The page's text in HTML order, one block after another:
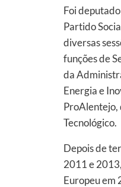
Foi
Partido
diversas
funções de
da
Energia e
ProAlentejo,
Tecnológico.
Depois de
2011 e
Europeu em